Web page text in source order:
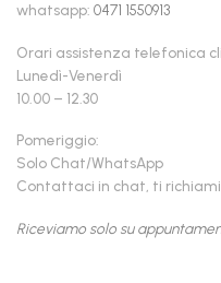
whatsapp: 0471 1550913
Orari assistenza telefonica
Lunedì-Venerdì
10.00 – 12.30
Pomeriggio:
Solo Chat/WhatsApp
Contattaci in chat, ti
Riceviamo solo su